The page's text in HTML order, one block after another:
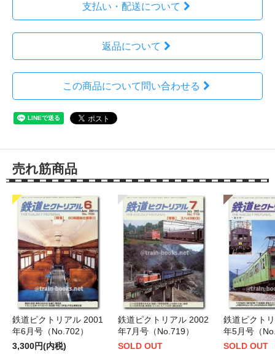
支払い・配送について
返品について
この商品について問い合わせる
売れ筋商品
鉄道ピクトリアル 2001
年6月号（No.702）
3,300円(内税)
鉄道ピクトリアル 2002
年7月号（No.719）
SOLD OUT
鉄道ピクト
年5月号（
SOLD OUT